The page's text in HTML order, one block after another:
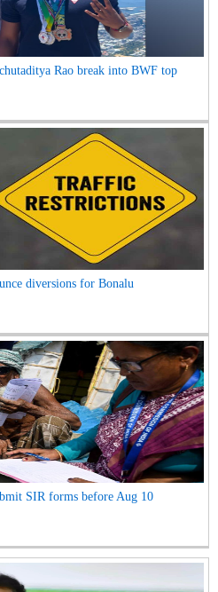
Rao break into BWF top
diversions for Bonalu
SIR forms before Aug 10